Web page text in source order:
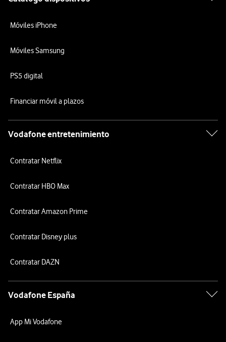
Móviles iPhone
Móviles Samsung
PS5 digital
Financiar móvil a plazos
Vodafone entretenimiento
Contratar Netflix
Contratar HBO Max
Contratar Amazon Prime
Contratar Disney plus
Contratar DAZN
Vodafone España
App Mi Vodafone